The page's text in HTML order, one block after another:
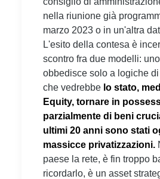
nella riunione già
marzo 2023 o in un'altra
L'esito della contesa è
scontro fra due modelli:
obbedisce solo a logiche
che vedrebbe lo stato,
Equity, tornare in
parzialmente di beni
ultimi 20 anni sono stati
massicce privatizzazioni.
paese la rete, è fin troppo
ricordarlo, è un asset